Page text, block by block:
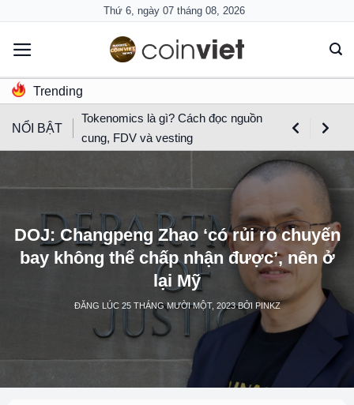
content
Thứ 6, ngày 07 tháng 08, 2026
Trending
NỔI BẬT
Tokenomics là gì? Cách đọc nguồn
cung, FDV và vesting
DOJ: Changpeng Zhao ‘có rủi ro chuyến
bay không thể chấp nhận được’, nên ở
lại Mỹ
ĐĂNG LÚC 25 THÁNG MƯỜI MỘT, 2023BỞI PINKZ